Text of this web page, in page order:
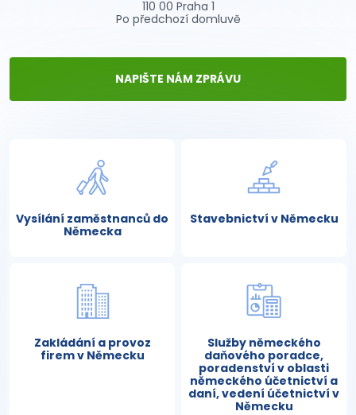
110 00 Praha 1
Po předchozí domluvě
NAPIŠTE NÁM ZPRÁVU
Vysílání zaměstnanců do
Německa
Stavebnictví v Německu
Zakládání a provoz
firem v Německu
Služby německého
daňového poradce,
poradenství v oblasti
německého účetnictví a
daní, vedení účetnictví v
Německu